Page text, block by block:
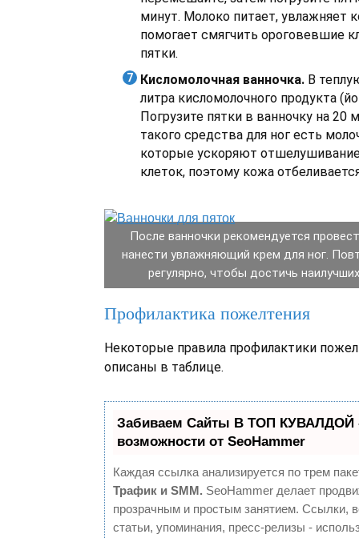
минут. Молоко питает, увлажняет
помогает смягчить ороговевшие
пятки.
Кисломолочная ванночка. В
литра кисломолочного продукта
Погрузите пятки в ванночку на 20
такого средства для ног есть
которые ускоряют
клеток, поэтому кожа
После ванночки рекомендуется
нанести увлажняющий крем для ног.
регулярно, чтобы достичь
Профилактика пожелтения
Некоторые правила профилактики
описаны в таблице.
Забиваем Сайты В ТОП КУВАЛДОЙ
возможности от SeoHammer
Каждая ссылка анализируется по трем
Трафик и SMM. SeoHammer делает
прозрачным и простым занятием. Ссылки,
статьи, упоминания, пресс-релизы -